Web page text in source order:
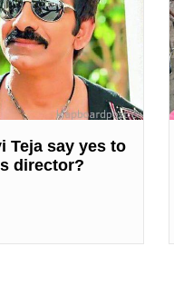
Teja say yes to
director?